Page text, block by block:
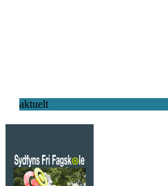
aktuelt